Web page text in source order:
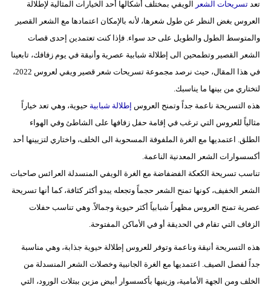
أزياء
إسلامية
وتكنولوجيا
بيئة
مدوَّنات
فيديو
سيارات
تعد تسريحات الشعر الويفي بمختلف أشكالها أحد الخيارات المثالية لإطلالة
العروس بغض النظر عن طول شعرها، لأنه بالإمكان اعتمادها مع الشعر القصير
والمتوسط الطول والطويل على حد سواء. فإذا كنت تعتمدين إحدى قصات
الشعر القصير وتطمحين الى إطلالة شبابية عصرية وأنيقة في يوم زفافك، تابعينا
في هذا المقال، حيث نرصد مجموعة تسريحات شعر قصير ويفي لعروس 2022،
لتختاري من بينها ما يناسبك.
هذه التسريحة ناعمة جداً وتمنح العروس إطلالة شبابية حيوية، وهي تعد خياراً
مثالياً للعروس التي ترغب في إقامة حفل زفافها على الشاطئ وفي الهواء
الطلق. اعتمديها مع الغرة الملفوفة المسحوبة الى الخلف، واختاري لتزيينها أحد
أكسسوارات الشعر المعدنية الناعمة.
تناسب تسريحة الكعكة الفضفاضة مع الغرة الويفي المنسدلة العرائس صاحبات
الشعر الخفيف، كونها تمنح الشعر حجماً وتجعله يبدو أكثر كثافة، كما أنها تسريحة
عصرية تمنح العروس مظهراً شبابياً أكثر حيوية وجمالاً. وهي تناسب حفلات
الزفاف التي تقام في الحديقة أو في الأماكن المفتوحة.
هذه التسريحة أنيقة وناعمة وتوفر للعروس إطلالة حيوية جذابة، وهي مناسبة
جداً لفصل الصيف. اعتمديها مع الغرة الجانبية وخصلات الشعر المنسدلة من
الخلف ومن الجهة الأمامية، وزينيها بأكسسوار أبيض مزين ببتلات الورود، التي